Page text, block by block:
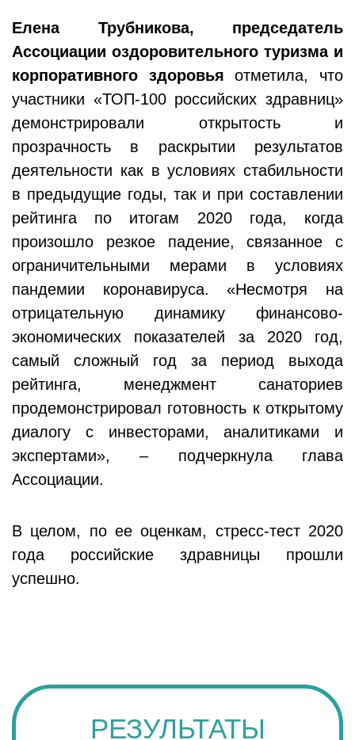
Елена Трубникова, председатель
Ассоциации оздоровительного туризма и
корпоративного здоровья отметила, что
участники «ТОП-100 российских здравниц»
демонстрировали открытость и
прозрачность в раскрытии результатов
деятельности как в условиях стабильности
в предыдущие годы, так и при составлении
рейтинга по итогам 2020 года, когда
произошло резкое падение, связанное с
ограничительными мерами в условиях
пандемии коронавируса. «Несмотря на
отрицательную динамику финансово-
экономических показателей за 2020 год,
самый сложный год за период выхода
рейтинга, менеджмент санаториев
продемонстрировал готовность к открытому
диалогу с инвесторами, аналитиками и
экспертами», – подчеркнула глава
Ассоциации.
В целом, по ее оценкам, стресс-тест 2020
года российские здравницы прошли
успешно.
РЕЗУЛЬТАТЫ